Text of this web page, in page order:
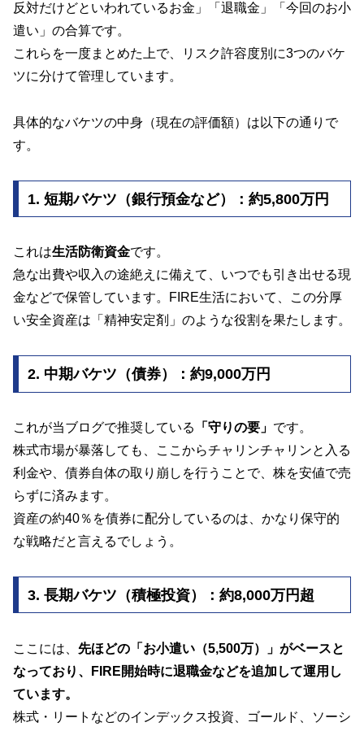
反対だけどといわれているお金」「退職金」「今回のお小
遣い」の合算です。
これらを一度まとめた上で、リスク許容度別に3つのバケ
ツに分けて管理しています。
具体的なバケツの中身（現在の評価額）は以下の通りで
す。
1. 短期バケツ（銀行預金など）：約5,800万円
これは生活防衛資金です。
急な出費や収入の途絶えに備えて、いつでも引き出せる現
金などで保管しています。FIRE生活において、この分厚
い安全資産は「精神安定剤」のような役割を果たします。
2. 中期バケツ（債券）：約9,000万円
これが当ブログで推奨している 「守りの要」 です。
株式市場が暴落しても、ここからチャリンチャリンと入る
利金や、債券自体の取り崩しを行うことで、株を安値で売
らずに済みます。
資産の約40％を債券に配分しているのは、かなり保守的
な戦略だと言えるでしょう。
3. 長期バケツ（積極投資）：約8,000万円超
ここには、 先ほどの「お小遣い（5,500万）」がベースと
なっており、FIRE開始時に退職金などを追加して運用し
ています。
株式・リートなどのインデックス投資、ゴールド、ソーシ